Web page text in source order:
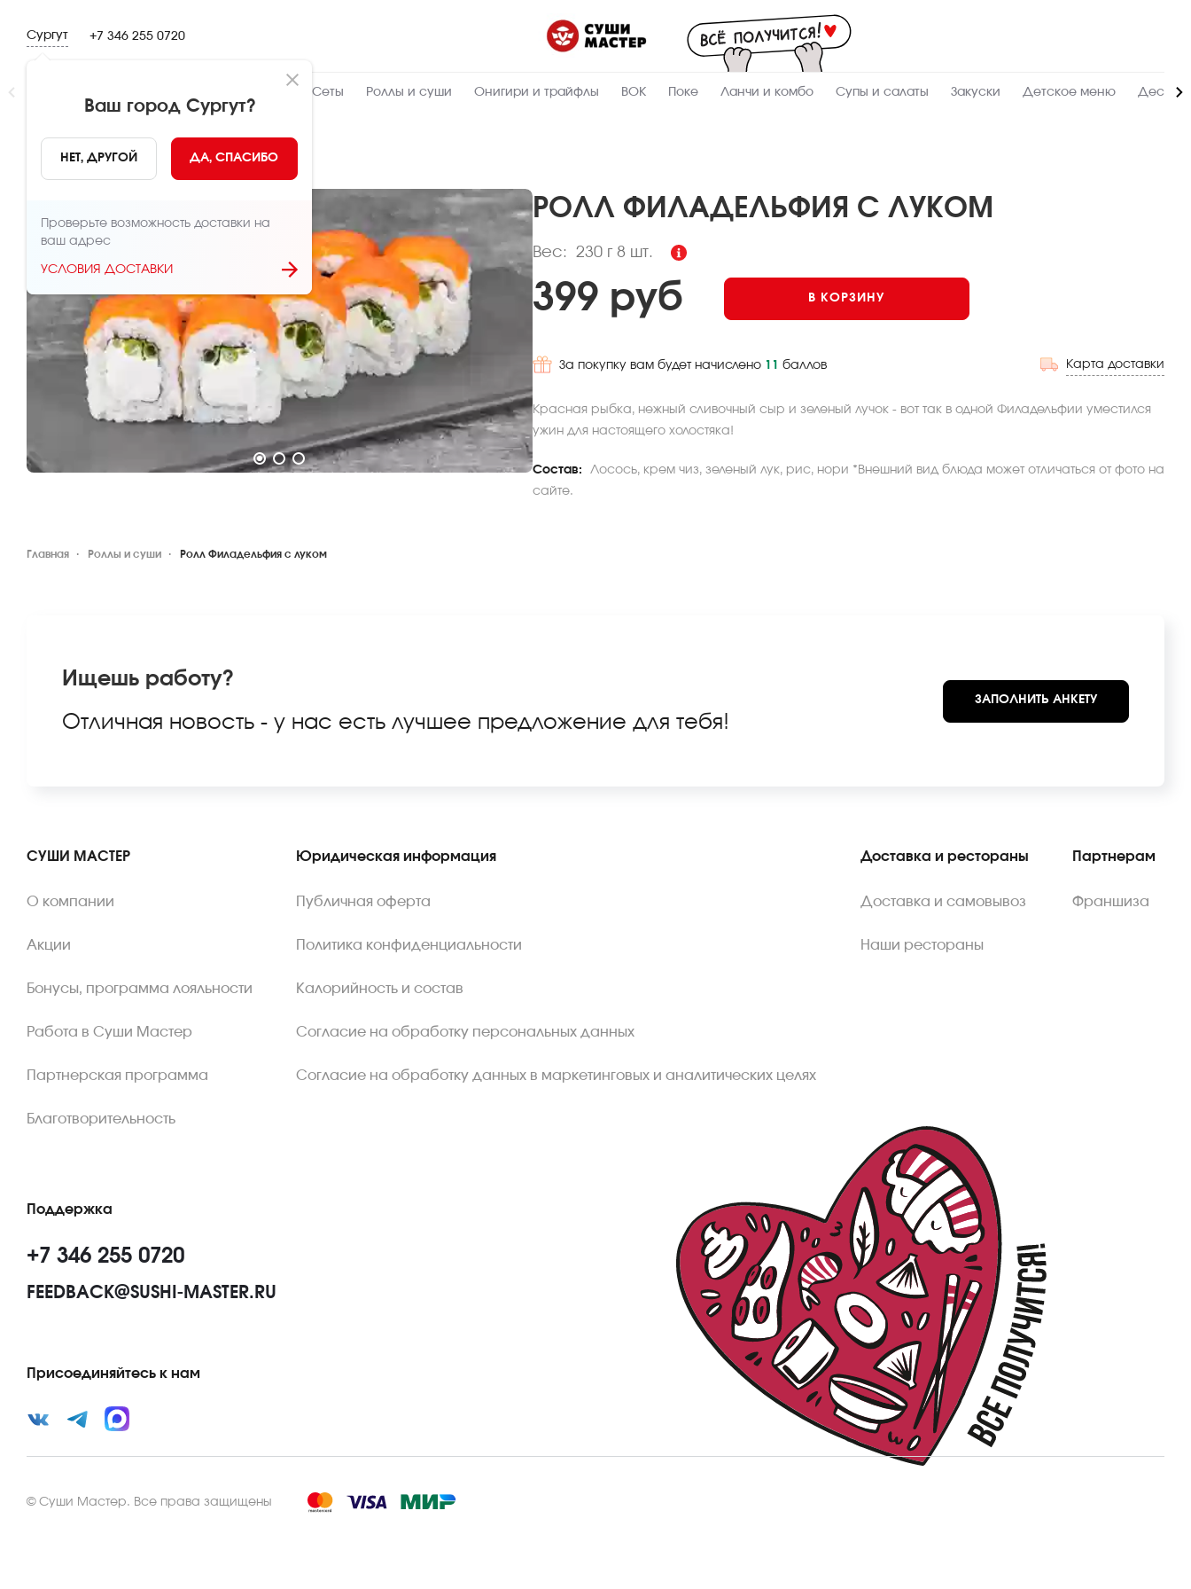
Сургут
Ваш город Сургут?
НЕТ, ДРУГОЙ ДА, СПАСИБО
Проверьте возможность доставки на
ваш адрес
УСЛОВИЯ ДОСТАВКИ
+7 346 255 0720
Сеты Роллы и суши Онигири и трайфлы ВОК Поке Ланчи и комбо Супы и салаты Закуски Детское меню
НАЗАД
РОЛЛ ФИЛАДЕЛЬФИЯ С ЛУКОМ
Вес: 230 г8 шт.
Пищевая
230 Вес, г
262.8 Ккал
399 руб В КОРЗИНУ
За покупку вам будет начислено 11 баллов Карта доставки
Красная рыбка, нежный сливочный сыр и зеленый лучок - вот так в одной Филадельфии уместился
ужин для настоящего холостяка!
Состав:
Лосось, крем чиз, зеленый лук, рис, нори *Внешний вид блюда может отличаться от фото на
сайте.
Главная Роллы и суши Ролл Филадельфия с луком
Ищешь работу?
Отличная новость - у нас есть лучшее предложение для тебя!
ЗАПОЛНИТЬ АНКЕТУ
СУШИ МАСТЕР
О компании
Акции
Бонусы, программа лояльности
Работа в Суши Мастер
Партнерская программа
Благотворительность
Юридическая информация
Публичная оферта
Политика конфиденциальности
Калорийность и состав
Согласие на обработку персональных данных
Согласие на обработку данных в маркетинговых и аналитических целях
Доставка и рестораны
Доставка и самовывоз
Наши рестораны
Партнерам
Франшиза
Поддержка
+7 346 255 0720
FEEDBACK@SUSHI-MASTER.RU
Присоединяйтесь к нам
© Суши Мастер. Все права защищены